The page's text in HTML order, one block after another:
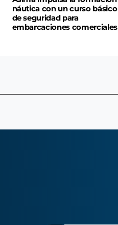
náutica con un curso básico
de seguridad para
embarcaciones comerciales